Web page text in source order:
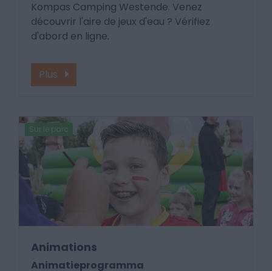
Kompas Camping Westende. Venez
découvrir l'aire de jeux d'eau ? Vérifiez
d'abord en ligne.
Plus
Sur le parc
Animations
Animatieprogramma